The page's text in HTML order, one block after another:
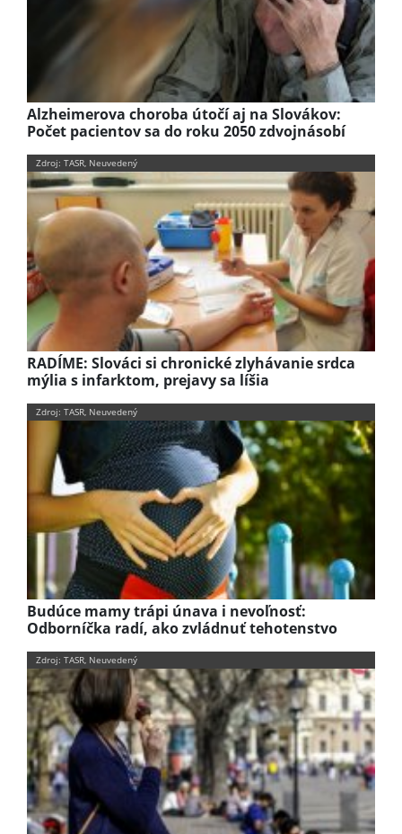
Alzheimerova choroba útočí aj na Slovákov:
Počet pacientov sa do roku 2050 zdvojnásobí
Zdroj: TASR, Neuvedený
RADÍME: Slováci si chronické zlyhávanie srdca
mýlia s infarktom, prejavy sa líšia
Zdroj: TASR, Neuvedený
Budúce mamy trápi únava i nevoľnosť:
Odborníčka radí, ako zvládnuť tehotenstvo
Zdroj: TASR, Neuvedený